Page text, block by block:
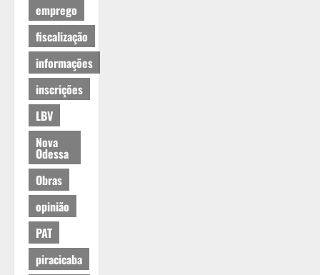
emprego
fiscalização
informações
inscrições
LBV
Nova
Odessa
Obras
opinião
PAT
piracicaba